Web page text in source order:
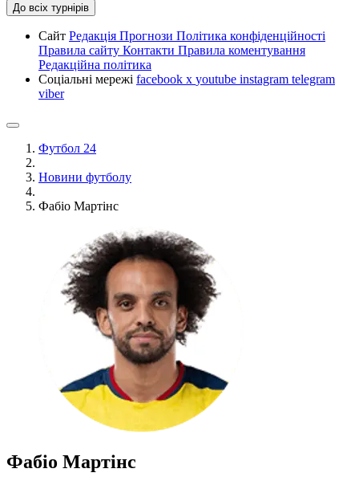
До всіх турнірів
Сайт Редакція Прогнози Політика конфіденційності
Правила сайту Контакти Правила коментування
Редакційна політика
Соціальні мережі facebook x youtube instagram telegram
viber
Футбол 24
Новини футболу
Фабіо Мартінс
Фабіо Мартінс